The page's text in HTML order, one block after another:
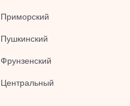
Приморский
Пушкинский
Фрунзенский
Центральный